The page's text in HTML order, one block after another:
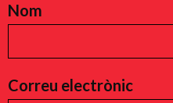
Nom
Correu electrònic